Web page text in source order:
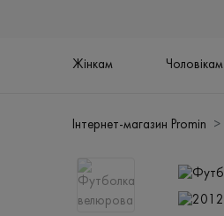
Жінкам Чоловікам
Інтернет-магазин Promin